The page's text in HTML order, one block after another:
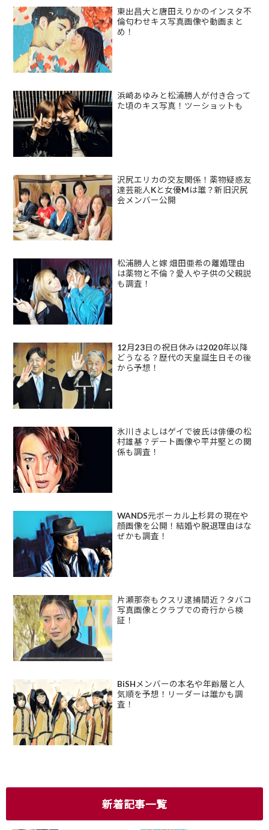
東出昌大と唐田えりかのインスタ不
倫匂わせキス写真画像や動画まと
め！
浜崎あゆみと松浦勝人が付き合って
た頃のキス写真！ツーショットも
沢尻エリカの交友関係！薬物疑惑友
達芸能人Kと女優Mは誰？新旧沢尻
会メンバー公開
松浦勝人と嫁 畑田亜希の離婚理由
は薬物と不倫？愛人や子供の父親説
も調査！
12月23日の祝日休みは2020年以降
どうなる？歴代の天皇誕生日その後
から予想！
氷川きよしはゲイで彼氏は俳優の松
村雄基？デート画像や平井堅との関
係も調査！
WANDS元ボーカル上杉昇の現在や
顔画像を公開！結婚や脱退理由はな
ぜかも調査！
片瀬那奈もクスリ逮捕間近？タバコ
写真画像とクラブでの奇行から検
証！
BiSHメンバーの本名や年齢層と人
気順を予想！リーダーは誰かも調
査！
新着記事一覧